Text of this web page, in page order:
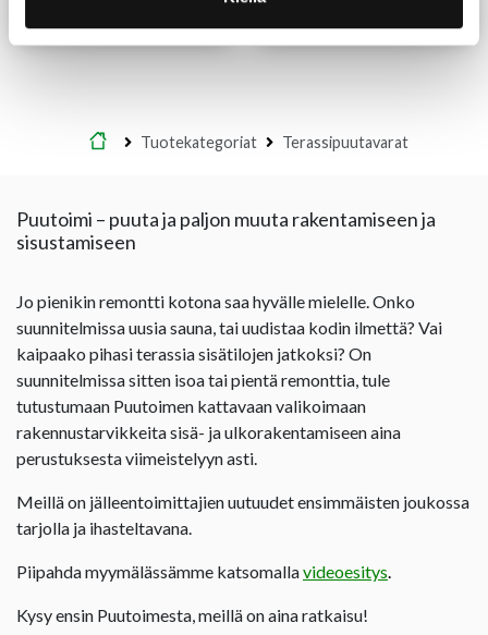
Etusivu
Tuotekategoriat Terassipuutavarat
Puutoimi – puuta ja paljon muuta rakentamiseen ja
sisustamiseen
Jo pienikin remontti kotona saa hyvälle mielelle. Onko
suunnitelmissa uusia sauna, tai uudistaa kodin ilmettä? Vai
kaipaako pihasi terassia sisätilojen jatkoksi? On
suunnitelmissa sitten isoa tai pientä remonttia, tule
tutustumaan Puutoimen kattavaan valikoimaan
rakennustarvikkeita sisä- ja ulkorakentamiseen aina
perustuksesta viimeistelyyn asti.
Meillä on jälleentoimittajien uutuudet ensimmäisten joukossa
tarjolla ja ihasteltavana.
Piipahda myymälässämme katsomallavideoesitys.
Kysy ensin Puutoimesta, meillä on aina ratkaisu!